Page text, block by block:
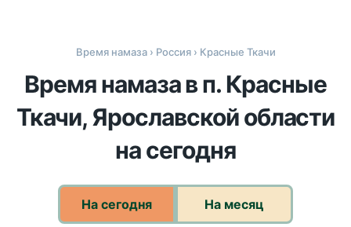
Время намаза› Россия› Красные Ткачи
Время намаза в п. Красные
Ткачи, Ярославской области
на сегодня
На сегодня На месяц